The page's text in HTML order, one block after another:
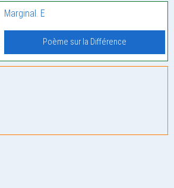
Marginal. E
Poème sur la Différence